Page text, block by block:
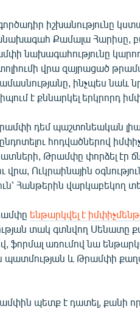
իշխանությունը
Քամալա Հարիսը,
նախագահությունը
վրա զայրացած
ինչպես
է քննարկել երկրորդ
դեմ պաշտոնեական
հոդվածներով
Թրամփը փորձել էր
Ուկրաինային
Հանթերին վարկաբեկող
ենթարկվել է
տակ գտնվող Սենատը
ֆորմալ առումով նա
պատմության և Թրամփի
պետք է դատել, քանի